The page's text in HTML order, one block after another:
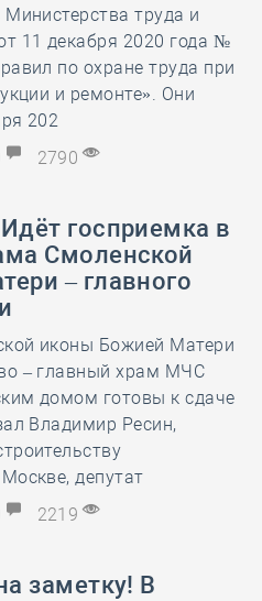
труда и
11 декабря 2020 года №
по охране труда при
и ремонте». Они
202
2790
госприемка в
Смоленской
– главного
иконы Божией Матери
– главный храм МЧС
домом готовы к сдаче
Владимир Ресин,
депутат
2219
заметку! В